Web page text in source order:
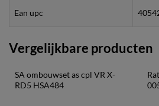
Ean upc
Vergelijkbare producten
SA ombouwset as cpl VR X-
RD5 HSA484